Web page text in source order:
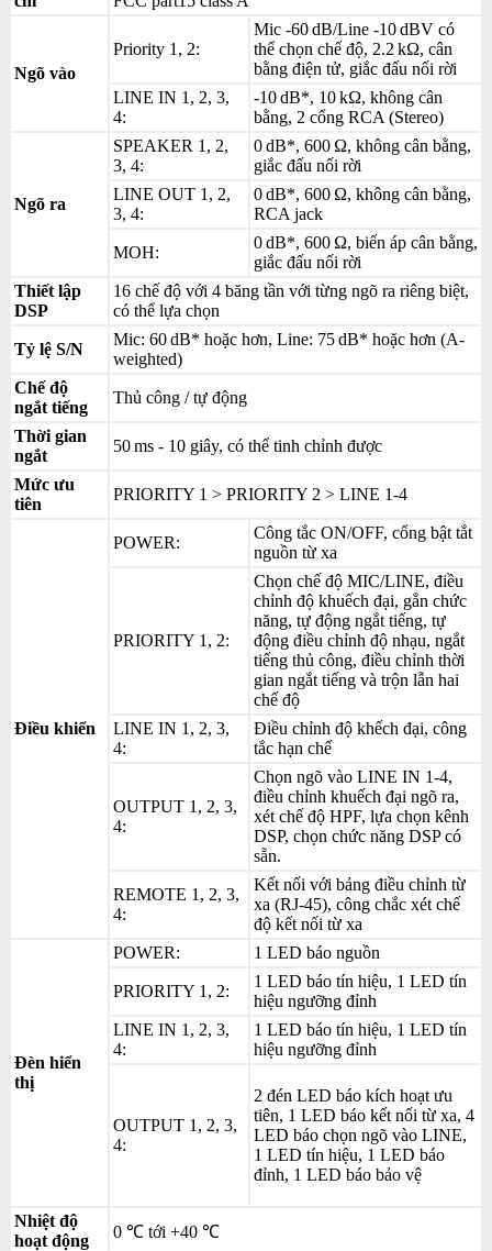
Ngõ vào
Priority 1, 2:
Mic -60 dB/Line -10 dBV có
thể chọn chế độ, 2.2 kΩ, cân
bằng điện tử, giắc đấu nối rời
LINE IN 1, 2, 3,
4:
-10 dB*, 10 kΩ, không cân
bằng, 2 cổng RCA (Stereo)
Ngõ ra
SPEAKER 1, 2,
3, 4:
0 dB*, 600 Ω, không cân bằng,
giắc đấu nối rời
LINE OUT 1, 2,
3, 4:
0 dB*, 600 Ω, không cân bằng,
RCA jack
MOH:
0 dB*, 600 Ω, biến áp cân bằng,
giắc đấu nối rời
Thiết lập
DSP
16 chế độ với 4 băng tần với từng ngõ ra riêng biệt,
có thể lựa chọn
Tỷ lệ S/N
Mic: 60 dB* hoặc hơn, Line: 75 dB* hoặc hơn (A-
weighted)
Chế độ
ngắt tiếng
Thủ công / tự động
Thời gian
ngắt
50 ms - 10 giây, có thể tinh chỉnh được
Mức ưu
tiên
PRIORITY 1 > PRIORITY 2 > LINE 1-4
Điều khiển
POWER:
Công tắc ON/OFF, cổng bật tắt
nguồn từ xa
PRIORITY 1, 2:
Chọn chế độ MIC/LINE, điều
chỉnh độ khuếch đại, gắn chức
năng, tự động ngắt tiếng, tự
động điều chỉnh độ nhạu, ngắt
tiếng thủ công, điều chỉnh thời
gian ngắt tiếng và trộn lẫn hai
chế độ
LINE IN 1, 2, 3,
4:
Điều chỉnh độ khếch đại, công
tắc hạn chế
OUTPUT 1, 2, 3,
4:
Chọn ngõ vào LINE IN 1-4,
điều chỉnh khuếch đại ngõ ra,
xét chế độ HPF, lựa chọn kênh
DSP, chọn chức năng DSP có
sẵn.
REMOTE 1, 2, 3,
4:
Kết nối với bảng điều chỉnh từ
xa (RJ-45), công chắc xét chế
độ kết nối từ xa
Đèn hiển
thị
POWER: 1 LED báo nguồn
PRIORITY 1, 2:
1 LED báo tín hiệu, 1 LED tín
hiệu ngưỡng đỉnh
LINE IN 1, 2, 3,
4:
1 LED báo tín hiệu, 1 LED tín
hiệu ngưỡng đỉnh
OUTPUT 1, 2, 3,
4:
2 đén LED báo kích hoạt ưu
tiên, 1 LED báo kết nối từ xa, 4
LED báo chọn ngõ vào LINE,
1 LED tín hiệu, 1 LED báo
đỉnh, 1 LED báo bảo vệ
Nhiệt độ
hoạt động
0 ℃ tới +40 ℃